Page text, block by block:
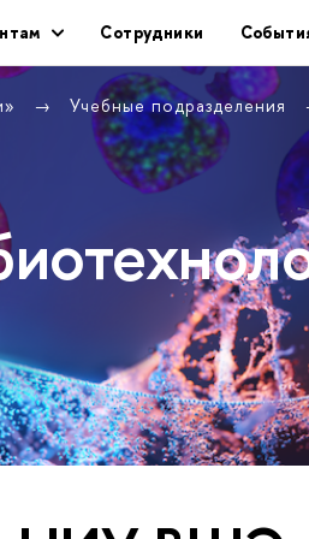
Сотрудники
Учебные подразделения